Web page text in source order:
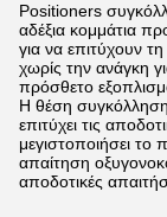
Positioners
αδέξια κομμάτια
για να επιτύχουν
χωρίς την ανάγκη
πρόσθετο
Η θέση
επιτύχει τις
μεγιστοποιήσει το
απαίτηση
αποδοτικές